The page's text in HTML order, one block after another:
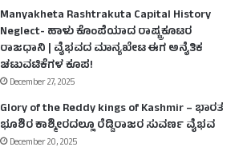
Manyakheta Rashtrakuta Capital History
Neglect- ಹಾಳು ಕೊಂಪೆಯಾದ ರಾಷ್ಟ್ರಕೂಟರ
ರಾಜಧಾನಿ | ವೈಭವದ ಮಾನ್ಯಖೇಟ ಈಗ ಅನೈತಿಕ
ಚಟುವಟಿಕೆಗಳ ಕೂಪ!
December 27, 2025
Glory of the Reddy kings of Kashmir – ಭಾರತ
ಭೂಶಿರ ಕಾಶ್ಮೀರದಲ್ಲೂ ರೆಡ್ಡಿರಾಜರ ಸುವರ್ಣ ವೈಭವ
December 20, 2025